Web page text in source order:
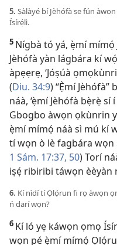
5. Ṣàlàyé bí Jèhófà ṣe fún
Ísírẹ́lì.
5 Nígbà tó yá, ẹ̀mí
Jèhófà yàn lágbára kí
àpẹẹrẹ, ‘Jóṣúà
(Diu. 34:9) “Ẹ̀mí Jèhófà”
náà, ‘ẹ̀mí Jèhófà bẹ̀rẹ̀ sí
Gbogbo àwọn ọkùnrin
ẹ̀mí mímọ́ náà sì mú kí
tí wọn ò lè fagbára wọn
1 Sám. 17:​37, 50) Torí
iṣẹ́ ribiribi táwọn èèyàn
6. Kí nìdí tí Ọlọ́run fi rọ àwọn
ń darí wọn?
6 Kí ló yẹ káwọn ọmọ
wọn pé ẹ̀mí mímọ́